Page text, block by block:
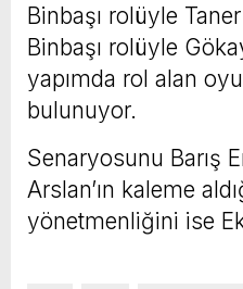
Binbaşı rolüyle
Binbaşı rolüyle
yapımda rol alan
bulunuyor.
Senaryosunu Barış
Arslan’ın kaleme
yönetmenliğini ise